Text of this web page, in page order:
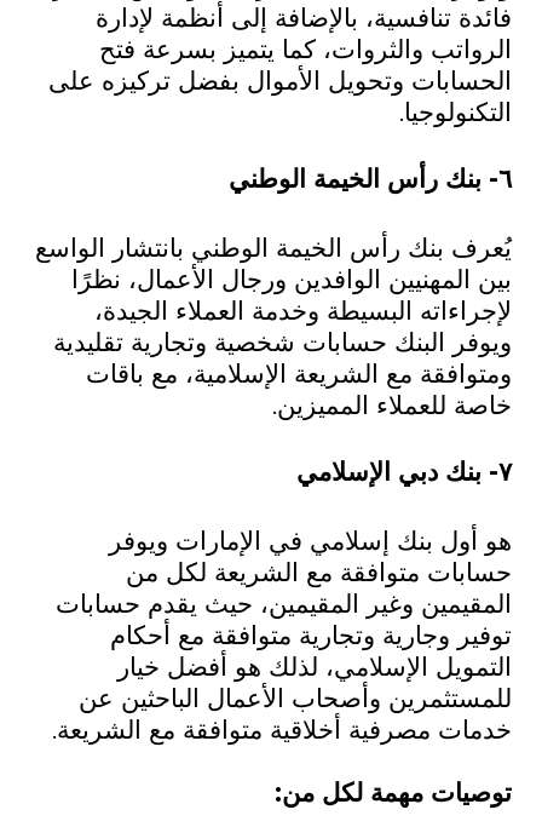
فائدة تنافسية، بالإضافة إلى أنظمة لإدارة
الرواتب والثروات، كما يتميز بسرعة فتح
الحسابات وتحويل الأموال بفضل تركيزه على
التكنولوجيا.
٦- بنك رأس الخيمة الوطني
يُعرف بنك رأس الخيمة الوطني بانتشار الواسع
بين المهنيين الوافدين ورجال الأعمال، نظرًا
لإجراءاته البسيطة وخدمة العملاء الجيدة،
ويوفر البنك حسابات شخصية وتجارية تقليدية
ومتوافقة مع الشريعة الإسلامية، مع باقات
خاصة للعملاء المميزين.
٧- بنك دبي الإسلامي
هو أول بنك إسلامي في الإمارات ويوفر
حسابات متوافقة مع الشريعة لكل من
المقيمين وغير المقيمين، حيث يقدم حسابات
توفير وجارية وتجارية متوافقة مع أحكام
التمويل الإسلامي، لذلك هو أفضل خيار
للمستثمرين وأصحاب الأعمال الباحثين عن
خدمات مصرفية أخلاقية متوافقة مع الشريعة.
توصيات مهمة لكل من: